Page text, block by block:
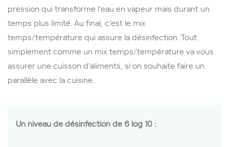
pression qui transforme l’eau en vapeur mais durant un
temps plus limité. Au final, c’est le mix
temps/température qui assure la désinfection. Tout
simplement comme un mix temps/température va vous
assurer une cuisson d’aliments, si on souhaite faire un
parallèle avec la cuisine.
Un niveau de désinfection de 6 log 10 :